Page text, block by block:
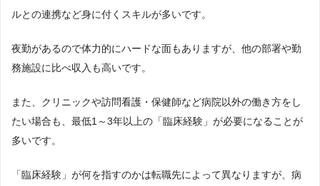
ルとの連携など身に付くスキルが多いです。
夜勤があるので体力的にハードな面もありますが、他の部署や勤
務施設に比べ収入も高いです。
また、クリニックや訪問看護・保健師など病院以外の働き方をし
たい場合も、最低1～3年以上の「臨床経験」が必要になることが
多いです。
「臨床経験」が何を指すのかは転職先によって異なりますが、病